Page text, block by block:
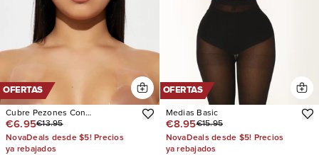
OFERTAS
Cubre Pezones Con
Levantamiento Disguise Me
€6.95€13.95
NovaDeals desde $5! Precios
ya rebajados
OFERTAS
Medias Basic
€8.95€15.95
NovaDeals desde $5! Precios
ya rebajados